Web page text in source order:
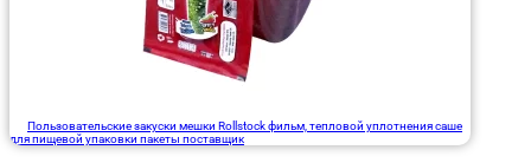
Пользовательские закуски мешки Rollstock фильм, тепловой уплотнения саше
для пищевой упаковки пакеты поставщик